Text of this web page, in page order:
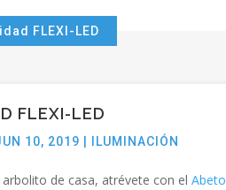
FLEXI-LED
FLEXI-LED
10, 2019 ILUMINACIÓN
de casa, atrévete con elAbeto